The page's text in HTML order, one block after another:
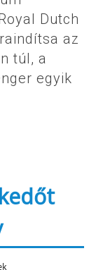
Dutch
az
túl, a
egyik